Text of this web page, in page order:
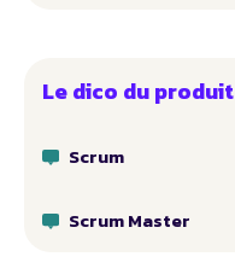
Le dico du produit
Scrum
Scrum Master